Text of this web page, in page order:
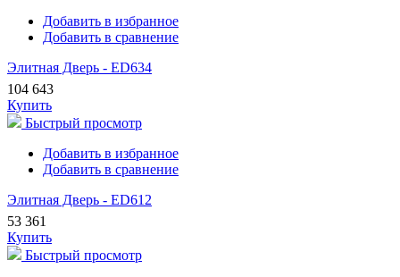
Добавить в избранное
Добавить в сравнение
Элитная Дверь - ED634
104 643
Купить
Быстрый просмотр
Добавить в избранное
Добавить в сравнение
Элитная Дверь - ED612
53 361
Купить
Быстрый просмотр